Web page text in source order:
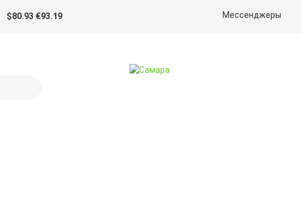
$80.93 €93.19 Мессенджеры